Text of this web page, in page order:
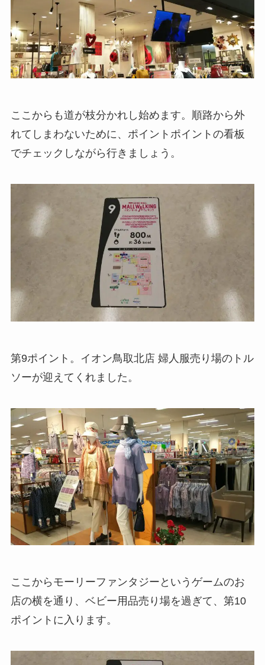
ここからも道が枝分かれし始めます。順路から外
れてしまわないために、ポイントポイントの看板
でチェックしながら行きましょう。
第9ポイント。イオン鳥取北店 婦人服売り場のトル
ソーが迎えてくれました。
ここからモーリーファンタジーというゲームのお
店の横を通り、ベビー用品売り場を過ぎて、第10
ポイントに入ります。